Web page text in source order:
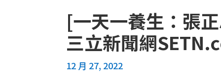
[一天一養生：張
三立新聞網
12 月 27, 2022